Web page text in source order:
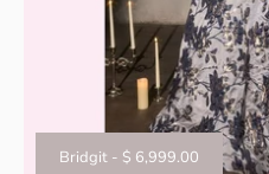
Bridgit - $ 6,999.00